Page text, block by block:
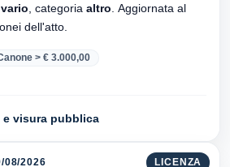
vario , categoria altro
versionei dell'atto.
> € 3.000,00
visura pubblica
LICENZA
08/2026